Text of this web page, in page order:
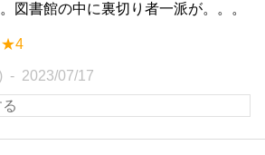
図書館の中に裏切り者一派が。。。
★4
2023/07/17